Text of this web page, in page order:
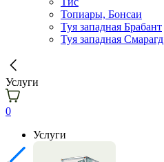
Топиары, Бонсаи
Туя западная Брабант
Туя западная Смарагд
Услуги
0
Услуги